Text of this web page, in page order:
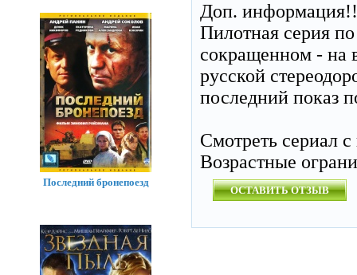
Доп.
Пилотная серия
сокращенном - на
русской
последний показ
Смотреть сериал
Возрастные
ОСТАВИТЬ ОТЗЫВ
Последний бронепоезд